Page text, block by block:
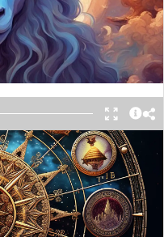
опасен
: Декабрь будет для
Вы будете
энергично, что
целей и задач.
не перегрузить